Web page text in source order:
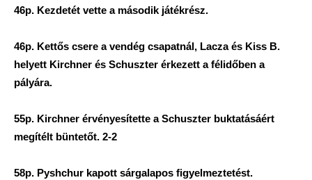
46p. Kezdetét vette a második játékrész.
46p. Kettős csere a vendég csapatnál, Lacza és Kiss B.
helyett Kirchner és Schuszter érkezett a félidőben a
pályára.
55p. Kirchner érvényesítette a Schuszter buktatásáért
megítélt büntetőt. 2-2
58p. Pyshchur kapott sárgalapos figyelmeztetést.